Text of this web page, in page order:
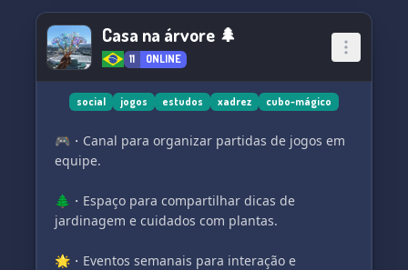
Casa na árvore 🌲
11 ONLINE
social jogos estudos xadrez cubo-mágico
🎮・Canal para organizar partidas de jogos em
equipe.
🌲・Espaço para compartilhar dicas de
jardinagem e cuidados com plantas.
🌟・Eventos semanais para interação e